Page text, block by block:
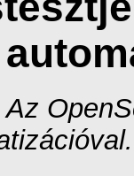
Az